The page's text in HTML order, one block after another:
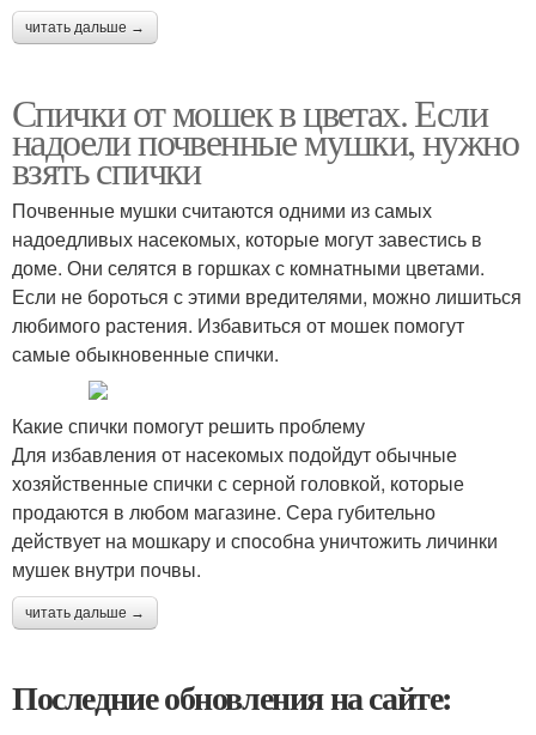
читать дальше →
Спички от мошек в цветах. Если
надоели почвенные мушки, нужно
взять спички
Почвенные мушки считаются одними из самых
надоедливых насекомых, которые могут завестись в
доме. Они селятся в горшках с комнатными цветами.
Если не бороться с этими вредителями, можно лишиться
любимого растения. Избавиться от мошек помогут
самые обыкновенные спички.
Какие спички помогут решить проблему
Для избавления от насекомых подойдут обычные
хозяйственные спички с серной головкой, которые
продаются в любом магазине. Сера губительно
действует на мошкару и способна уничтожить личинки
мушек внутри почвы.
читать дальше →
Последние обновления на сайте: